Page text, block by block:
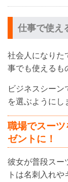
仕事で使え
社会人になりた
事でも使えるも
ビジネスシー
を選ぶようにし
職場でスー
ゼントに！
彼女が普段スー
トは名刺入れ